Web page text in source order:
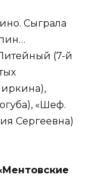
Сыграла
(7-й
«Шеф.
Сергеевна)